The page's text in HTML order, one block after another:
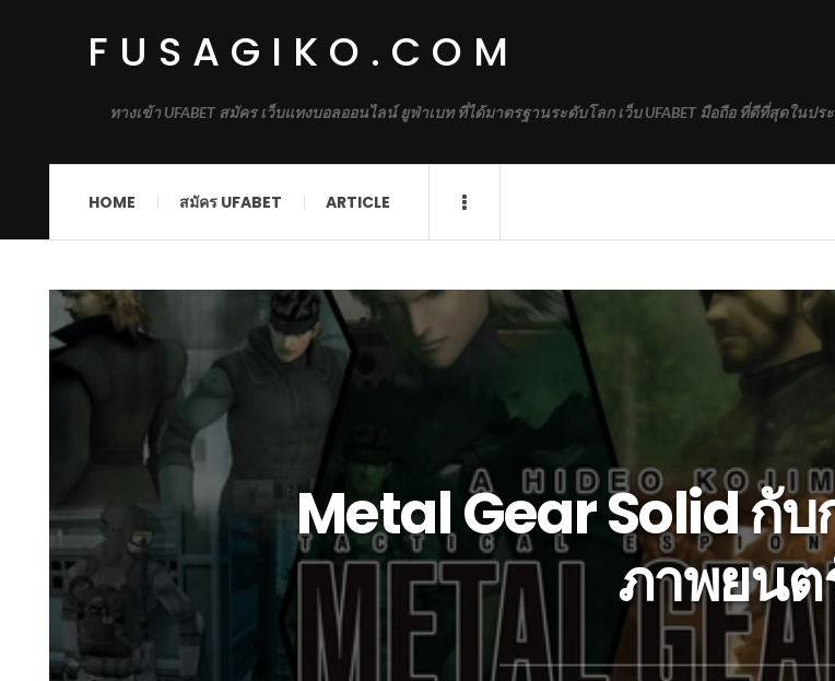
FUSAGIKO.COM
ทางเข้า UFABET สมัคร เว็บแทงบอลออนไลน์ ยูฟ่าเบท ที่ได้มาตรฐานระดับโลก เว็บ UFABET มือถือ ที่ดีที่สุดใน
HOME สมัคร UFABET ARTICLE
Metal Gear Solid กับก
ภาพยนต